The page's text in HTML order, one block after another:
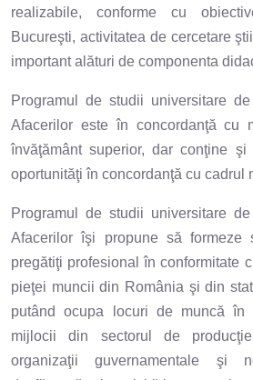
realizabile, conforme cu
Bucureşti, activitatea de cercetare
important alături de componenta
Programul de studii universitare
Afacerilor este în concordanţă cu
învăţământ superior, dar conţine
oportunităţi în concordanţă cu cadrul
Programul de studii universitare
Afacerilor îşi propune să formeze
pregătiţi profesional în conformitate
pieţei muncii din România şi din
putând ocupa locuri de muncă în
mijlocii din sectorul de
organizaţii guvernamentale şi